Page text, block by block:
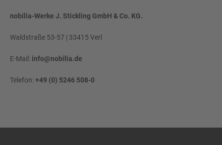
nobilia-Werke J. Stickling GmbH & Co. KG.
Waldstraße 53-57 | 33415 Verl
E-Mail: info@nobilia.de
Telefon: +49 (0) 5246 508-0